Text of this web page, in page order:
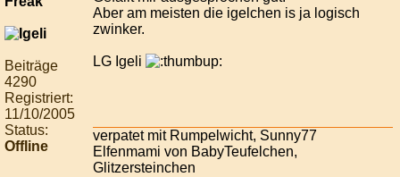
Beiträge
4290
Registriert:
11/10/2005
Status:
Offline
Aber am meisten die igelchen is ja logisch
zwinker.
LG Igeli
verpatet mit Rumpelwicht, Sunny77
Elfenmami von BabyTeufelchen,
Glitzersteinchen